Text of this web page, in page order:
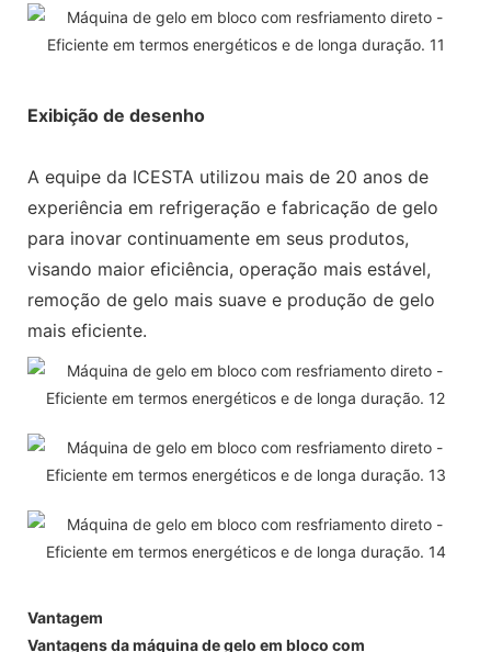
Exibição de desenho
A equipe da ICESTA utilizou mais de 20 anos de
experiência em refrigeração e fabricação de gelo
para inovar continuamente em seus produtos,
visando maior eficiência, operação mais estável,
remoção de gelo mais suave e produção de gelo
mais eficiente.
Vantagem
Vantagens da máquina de gelo em bloco com